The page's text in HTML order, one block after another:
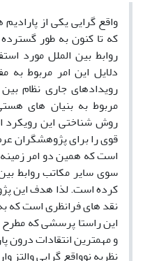
واقع گرایی یکی از
که تا کنون به طور
روابط بین الملل مورد
دلایل این امر مربوط به
رویدادهای جاری نظام
مربوط به بنیان های
روش شناختی این
قوی را برای پژوهشگران
است که همین دو امر
سوی سایر مکاتب روابط
کرده است. لذا هدف این
نقد های فرانظری است که
این راستا پرسشی که
و مهمترین انتقادات درون
نظریه نوواقع گرایی